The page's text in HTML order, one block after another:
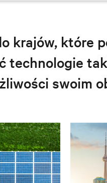
krajów, które
technologie
swoim